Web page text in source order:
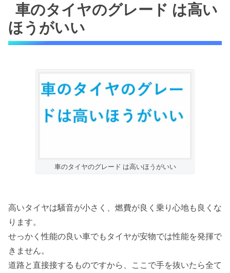
車のタイヤのグレード は高い
ほうがいい
車のタイヤのグレード は高いほうがいい
高いタイヤは騒音が小さく、燃費が良く乗り心地も良くな
ります。
せっかく性能の良い車でもタイヤが安物では性能を発揮で
きません。
道路と直接接するものですから、ここで手を抜いたら全て